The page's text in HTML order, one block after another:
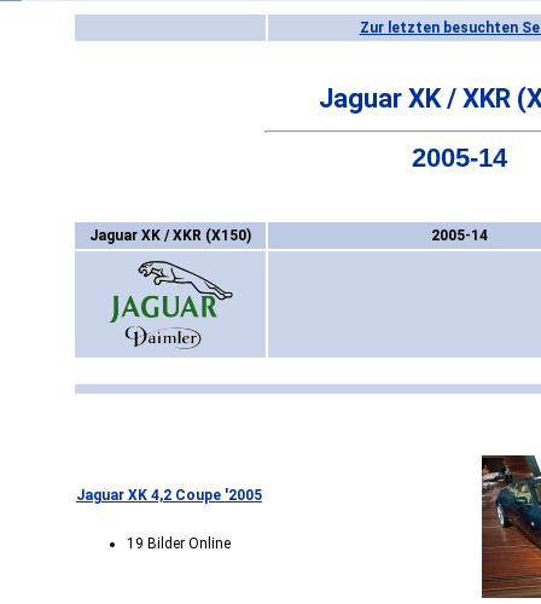
Zur letzten besuchten
Jaguar XK / XKR
2005-14
Jaguar XK / XKR (X150) 2005-14
Jaguar XK 4,2 Coupe '2005
19 Bilder Online